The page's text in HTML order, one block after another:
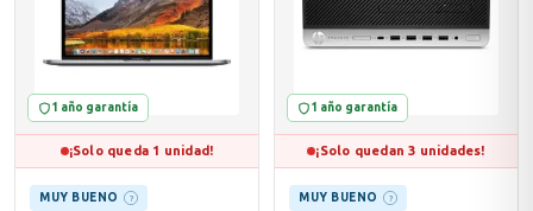
1 año garantía
¡Solo queda 1 unidad!
MUY BUENO ?
1 año garantía
¡Solo quedan 3 unidades!
MUY BUENO ?